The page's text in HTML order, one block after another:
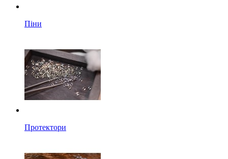
Піни
Протектори